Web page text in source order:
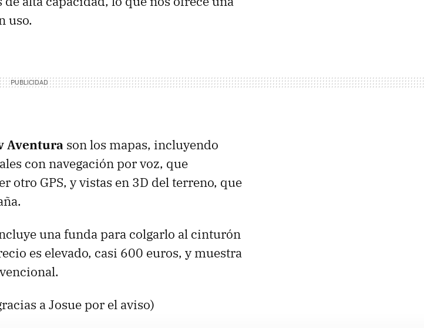
uso.
Aventura son los mapas, incluyendo
con navegación por voz, que
otro GPS, y vistas en 3D del terreno, que
una funda para colgarlo al cinturón
es elevado, casi 600 euros, y muestra
a Josue por el aviso)